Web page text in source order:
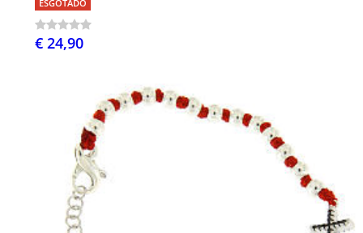
ESGOTADO
€ 24,90